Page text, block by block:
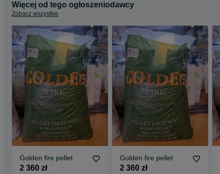
Więcej od tego ogłoszeniodawcy
Zobacz wszystkie
Golden fire pellet
2 360 zł
Golden fire pellet
2 360 zł